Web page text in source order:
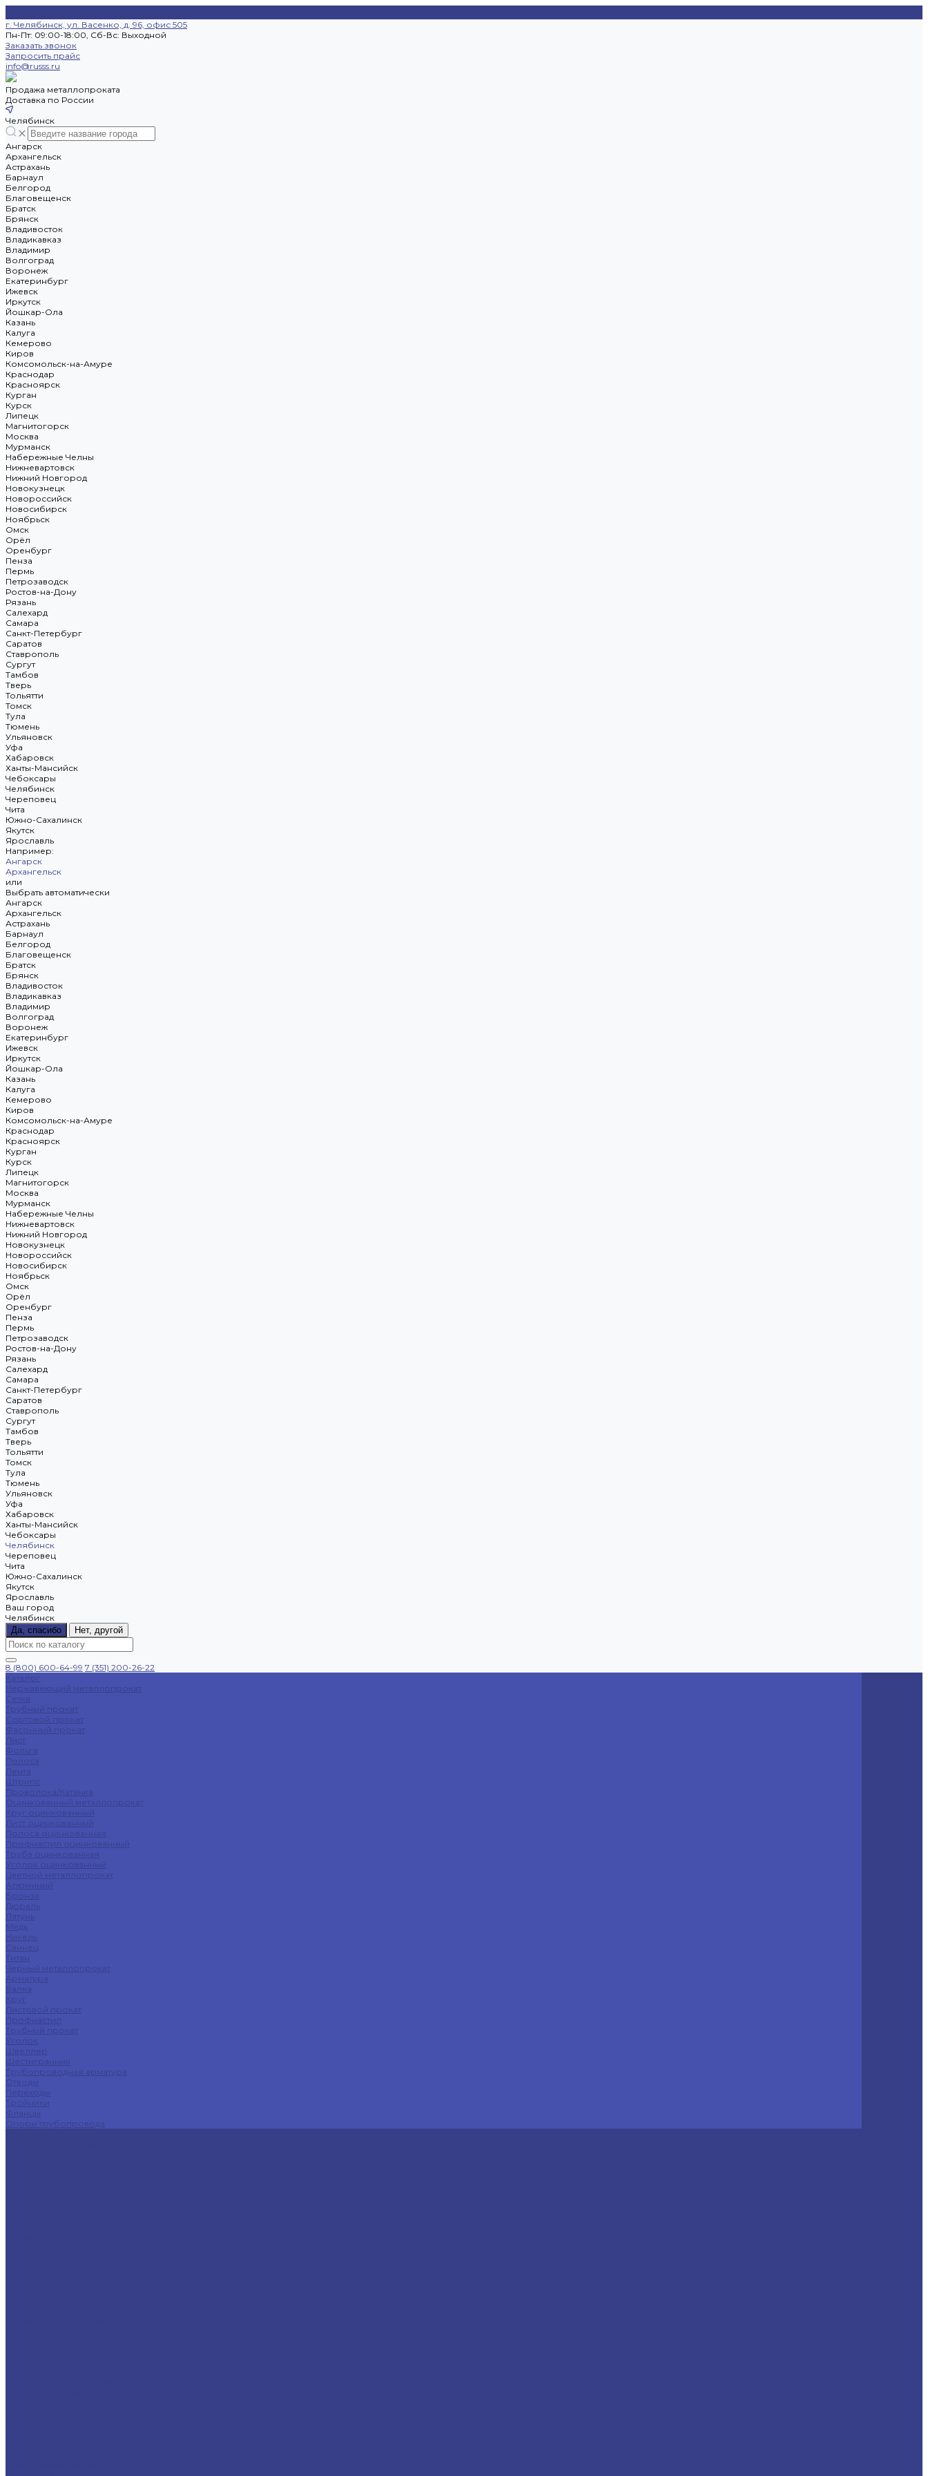
г. Челябинск, ул. Васенко, д. 96, офис 505
Пн-Пт: 09:00-18:00, Cб-Вс: Выходной
Заказать звонок
Запросить прайс
info@russs.ru
Продажа металлопроката
Доставка по России
Челябинск
Ангарск
Архангельск
Астрахань
Барнаул
Белгород
Благовещенск
Братск
Брянск
Владивосток
Владикавказ
Владимир
Волгоград
Воронеж
Екатеринбург
Ижевск
Иркутск
Йошкар-Ола
Казань
Калуга
Кемерово
Киров
Комсомольск-на-Амуре
Краснодар
Красноярск
Курган
Курск
Липецк
Магнитогорск
Москва
Мурманск
Набережные Челны
Нижневартовск
Нижний Новгород
Новокузнецк
Новороссийск
Новосибирск
Ноябрьск
Омск
Орёл
Оренбург
Пенза
Пермь
Петрозаводск
Ростов-на-Дону
Рязань
Салехард
Самара
Санкт-Петербург
Саратов
Ставрополь
Сургут
Тамбов
Тверь
Тольятти
Томск
Тула
Тюмень
Ульяновск
Уфа
Хабаровск
Ханты-Мансийск
Чебоксары
Челябинск
Череповец
Чита
Южно-Сахалинск
Якутск
Ярославль
Например:
Ангарск
Архангельск
или
Выбрать автоматически
Ангарск
Архангельск
Астрахань
Барнаул
Белгород
Благовещенск
Братск
Брянск
Владивосток
Владикавказ
Владимир
Волгоград
Воронеж
Екатеринбург
Ижевск
Иркутск
Йошкар-Ола
Казань
Калуга
Кемерово
Киров
Комсомольск-на-Амуре
Краснодар
Красноярск
Курган
Курск
Липецк
Магнитогорск
Москва
Мурманск
Набережные Челны
Нижневартовск
Нижний Новгород
Новокузнецк
Новороссийск
Новосибирск
Ноябрьск
Омск
Орёл
Оренбург
Пенза
Пермь
Петрозаводск
Ростов-на-Дону
Рязань
Салехард
Самара
Санкт-Петербург
Саратов
Ставрополь
Сургут
Тамбов
Тверь
Тольятти
Томск
Тула
Тюмень
Ульяновск
Уфа
Хабаровск
Ханты-Мансийск
Чебоксары
Челябинск
Череповец
Чита
Южно-Сахалинск
Якутск
Ярославль
Ваш город
Челябинск
Да, спасибо
Нет, другой
8 (800) 600-64-99 7 (351) 200-26-22
Каталог
Нержавеющий металлопрокат
Сетка
Трубный прокат
Сортовой прокат
Фасонный прокат
Лист
Фольга
Полоса
Лента
Штрипс
Проволока/Катанка
Оцинкованный металлопрокат
Круг оцинкованный
Лист оцинкованный
Полоса оцинкованная
Профнастил оцинкованный
Труба оцинкованная
Уголок оцинкованный
Цветной металлопрокат
Алюминий
Бронза
Дюраль
Латунь
Медь
Никель
Свинец
Титан
Черный металлопрокат
Арматура
Балка
Круг
Листовой прокат
Профнастил
Трубный прокат
Уголок
Швеллер
Шестигранник
Трубопроводная арматура
Отводы
Переходы
Тройники
Фланцы
Опоры трубопровода